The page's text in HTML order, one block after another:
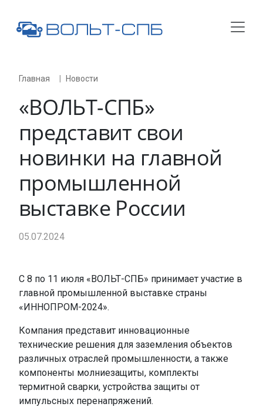
Главная Новости
«ВОЛЬТ-СПБ»
представит свои
новинки на главной
промышленной
выставке России
05.07.2024
С 8 по 11 июля «ВОЛЬТ-СПБ» принимает участие в
главной промышленной выставке страны
«ИННОПРОМ-2024».
Компания представит инновационные
технические решения для заземления объектов
различных отраслей промышленности, а также
компоненты молниезащиты, комплекты
термитной сварки, устройства защиты от
импульсных перенапряжений.